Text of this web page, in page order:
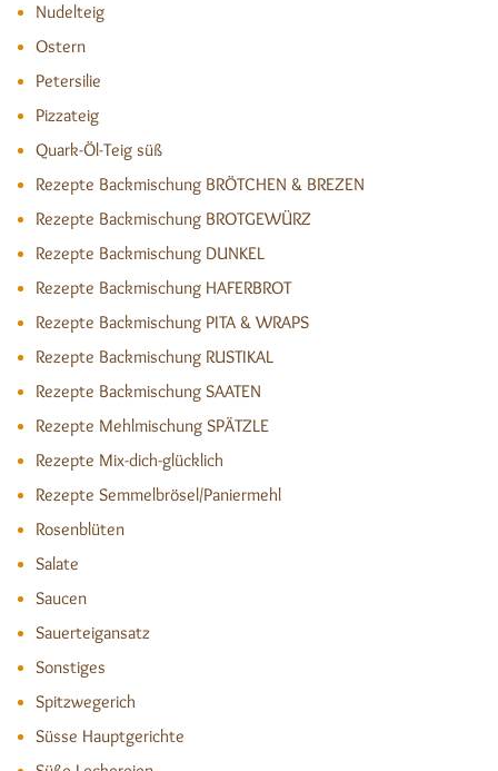
Nudelteig
Ostern
Petersilie
Pizzateig
Quark-Öl-Teig süß
Rezepte Backmischung BRÖTCHEN & BREZEN
Rezepte Backmischung BROTGEWÜRZ
Rezepte Backmischung DUNKEL
Rezepte Backmischung HAFERBROT
Rezepte Backmischung PITA & WRAPS
Rezepte Backmischung RUSTIKAL
Rezepte Backmischung SAATEN
Rezepte Mehlmischung SPÄTZLE
Rezepte Mix-dich-glücklich
Rezepte Semmelbrösel/Paniermehl
Rosenblüten
Salate
Saucen
Sauerteigansatz
Sonstiges
Spitzwegerich
Süsse Hauptgerichte